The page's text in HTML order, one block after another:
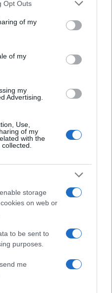
behaviour. You may click to
and its third-party tags to
purposes in below Google
Opt Outs
of my
of my
my
Advertising.
Use,
of my
with the
storage
on web or
to be sent to
purposes.
me
κλέβουν μηχανάκι
επ' αυτοφώρω
21χρονος
5.000 ευρώ από